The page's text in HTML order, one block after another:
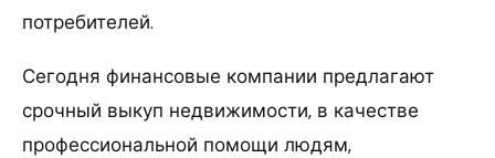
потребителей.
Сегодня финансовые компании предлагают
срочный выкуп недвижимости, в качестве
профессиональной помощи людям,